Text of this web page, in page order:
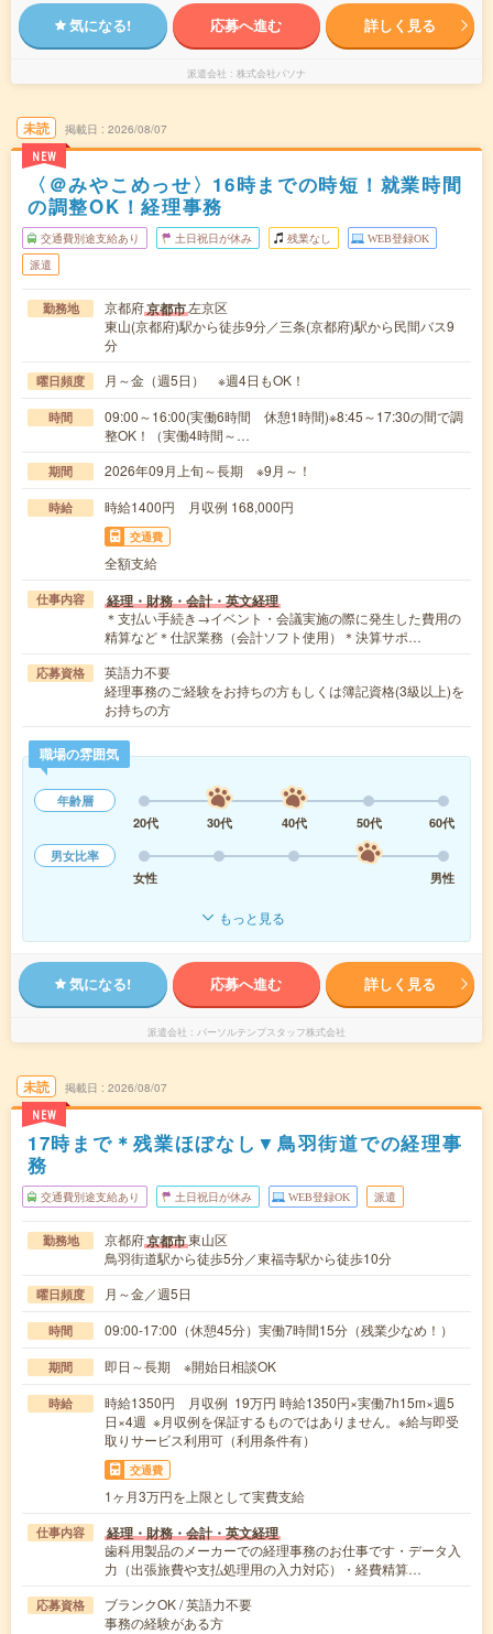
気になる! 応募へ進む 詳しく見る
派遣会社 株式会社パソナ
未読
NEW
掲載日 2026/08/07
〈＠みやこめっせ〉16時までの時短！就業時間
の調整OK！経理事務
交通費別途支給あり 土日祝日が休み 残業なし WEB登録OK
派遣
勤務地 京都府京都市左京区
東山(京都府)駅から徒歩9分／三条(京都府)駅から民間バス9
分
曜日頻度 月～金（週5日） ※週4日もOK！
時間
09:00～16:00(実働6時間 休憩1時間)※8:45～17:30の間で調
整OK！（実働4時間～…
期間 2026年09月上旬～長期 ※9月～！
時給 時給1400円 月収例 168,000円
交通費
全額支給
仕事内容 経理・財務・会計・英文経理
＊支払い手続き→イベント・会議実施の際に発生した費用の
精算など＊仕訳業務（会計ソフト使用）＊決算サポ…
応募資格
英語力不要
経理事務のご経験をお持ちの方もしくは簿記資格(3級以上)を
お持ちの方
職場の雰囲気
年齢層
20代
30代 40代 50代
60代
男女比率
女性
男性
もっと見る
気になる! 応募へ進む 詳しく見る
派遣会社 パーソルテンプスタッフ株式会社
未読
NEW
掲載日 2026/08/07
17時まで＊残業ほぼなし▼鳥羽街道での経理事
務
交通費別途支給あり 土日祝日が休み WEB登録OK 派遣
勤務地 京都府京都市東山区
鳥羽街道駅から徒歩5分／東福寺駅から徒歩10分
曜日頻度 月～金／週5日
時間 09:00-17:00（休憩45分）実働7時間15分（残業少なめ！）
期間 即日～長期 ※開始日相談OK
時給
時給1350円 月収例 19万円 時給1350円×実働7h15m×週5
日×4週 ※月収例を保証するものではありません。※給与即受
取りサービス利用可（利用条件有）
交通費
1ヶ月3万円を上限として実費支給
仕事内容 経理・財務・会計・英文経理
歯科用製品のメーカーでの経理事務のお仕事です・データ入
力（出張旅費や支払処理用の入力対応）・経費精算…
応募資格
ブランクOK / 英語力不要
事務の経験がある方